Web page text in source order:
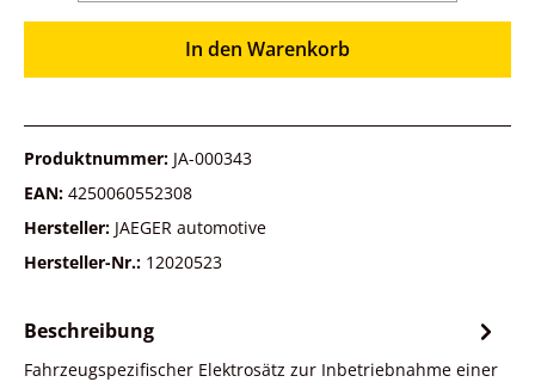
In den Warenkorb
Produktnummer: JA-000343
EAN: 4250060552308
Hersteller: JAEGER automotive
Hersteller-Nr.: 12020523
Beschreibung
Fahrzeugspezifischer Elektrosätz zur Inbetriebnahme einer